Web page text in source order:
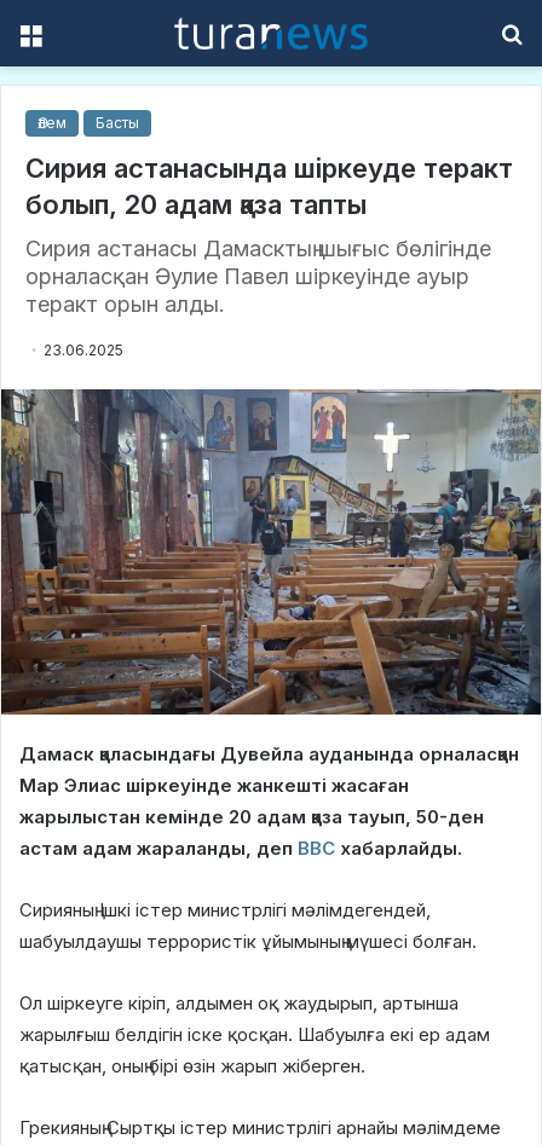
Әлем Басты
Сирия астанасында шіркеуде теракт
болып, 20 адам қаза тапты
Сирия астанасы Дамасктың шығыс бөлігінде
орналасқан Әулие Павел шіркеуінде ауыр
теракт орын алды.
23.06.2025
Дамаск қаласындағы Дувейла ауданында орналасқан
Мар Элиас шіркеуінде жанкешті жасаған
жарылыстан кемінде 20 адам қаза тауып, 50-ден
астам адам жараланды, деп BBC хабарлайды.
Сирияның Ішкі істер министрлігі мәлімдегендей,
шабуылдаушы террористік ұйымының мүшесі болған.
Ол шіркеуге кіріп, алдымен оқ жаудырып, артынша
жарылғыш белдігін іске қосқан. Шабуылға екі ер адам
қатысқан, оның бірі өзін жарып жіберген.
Грекияның Сыртқы істер министрлігі арнайы мәлімдеме